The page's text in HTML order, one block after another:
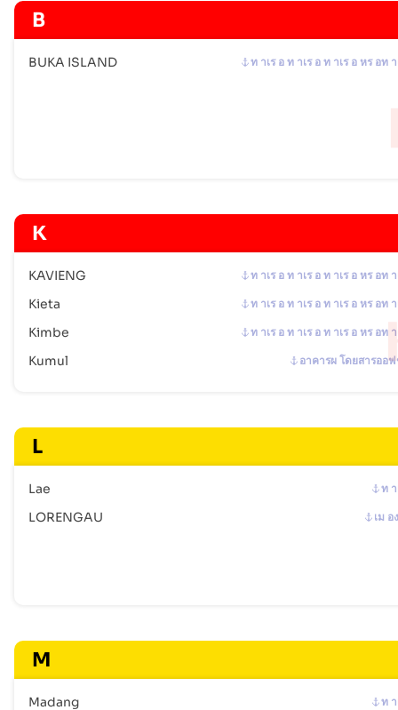
B
BUKA ISLAND ท าเร อ ท าเร อ ท าเร อ หร อท า
K
KAVIENG ท าเร อ ท าเร อ ท าเร อ หร อท า
Kieta ท าเร อ ท าเร อ ท าเร อ หร อท า
Kimbe ท าเร อ ท าเร อ ท าเร อ หร อท า
Kumul อาคารผ โดยสารออ
L
Lae ท า
LORENGAU เม อ
M
Madang ท า